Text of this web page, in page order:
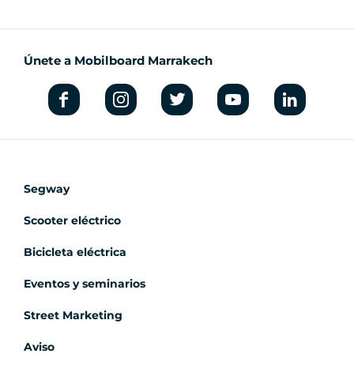
Únete a Mobilboard Marrakech
Segway
Scooter eléctrico
Bicicleta eléctrica
Eventos y seminarios
Street Marketing
Aviso